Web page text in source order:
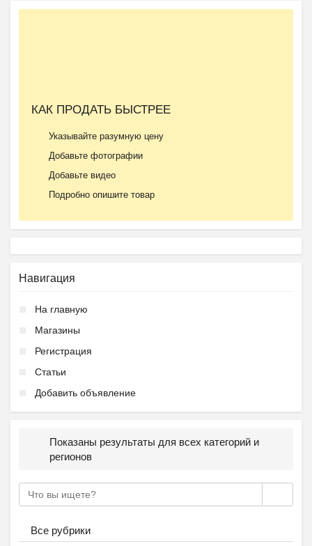
КАК ПРОДАТЬ БЫСТРЕЕ
Указывайте разумную цену
Добавьте фотографии
Добавьте видео
Подробно опишите товар
Навигация
На главную
Магазины
Регистрация
Статьи
Добавить объявление
Показаны результаты для всех категорий и
регионов
Все рубрики